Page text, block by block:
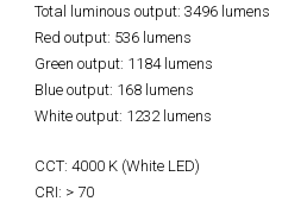
Total luminous output: 3496 lumens
Red output: 536 lumens
Green output: 1184 lumens
Blue output: 168 lumens
White output: 1232 lumens
CCT: 4000 K (White LED)
CRI: > 70